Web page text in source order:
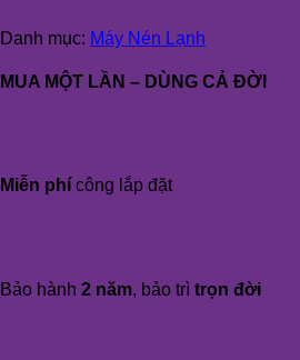
Danh mục: Máy Nén Lạnh
MUA MỘT LẦN – DÙNG CẢ ĐỜI
Miễn phí công lắp đặt
Bảo hành 2 năm, bảo trì trọn đời